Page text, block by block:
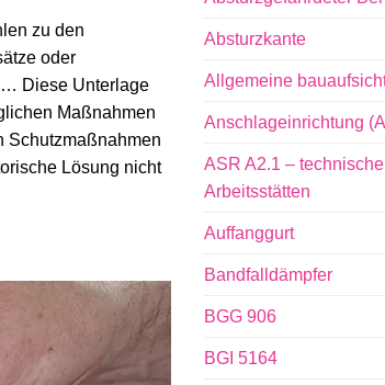
zu den
oder
… Diese Unterlage
Maßnahmen
Schutzmaßnahmen
Lösung nicht
Absturzkante
Allgemeine
Anschlageinrichtung
ASR A2.1 –
Arbeitsstätten
Auffanggurt
Bandfalldämpfer
BGG 906
BGI 5164